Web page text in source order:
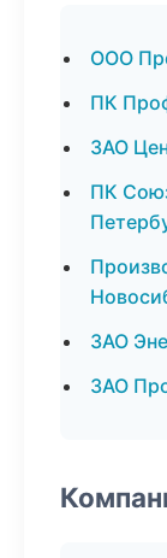
ООО
ПК
ЗАО
ПК
ЗАО
ЗАО